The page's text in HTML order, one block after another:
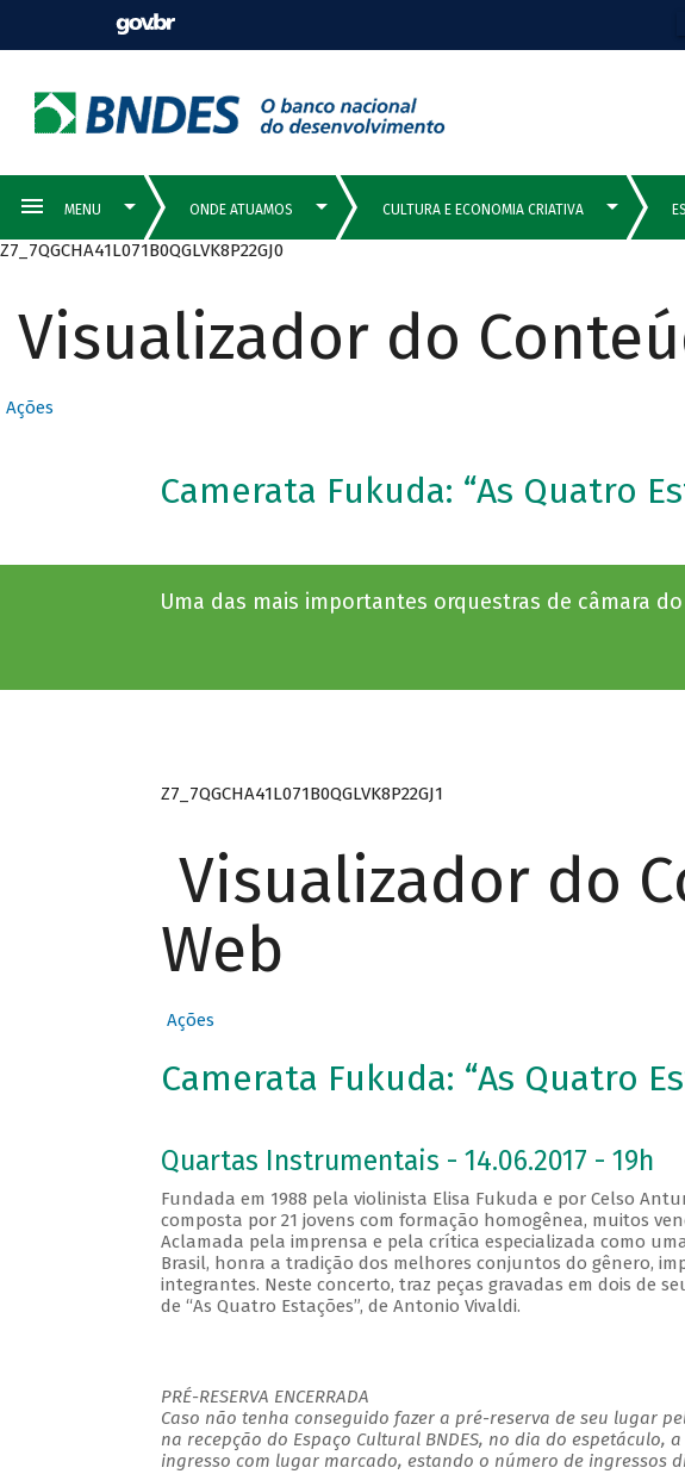
Z7_7QGCHA41L071B0QGLVK8P22GJ0
Visualizador do
Ações
Camerata Fukuda: “As Quatro
Uma das mais importantes orquestras de câmara
Z7_7QGCHA41L071B0QGLVK8P22GJ1
Visualizador do
Web
Ações
Camerata Fukuda: “As Quatro
Quartas Instrumentais - 14.06.2017 - 19h
Fundada em 1988 pela violinista Elisa Fukuda e por Celso
composta por 21 jovens com formação homogênea, muitos
Aclamada pela imprensa e pela crítica especializada como
Brasil, honra a tradição dos melhores conjuntos do gênero,
integrantes. Neste concerto, traz peças gravadas em dois de
de “As Quatro Estações”, de Antonio Vivaldi.
PRÉ-RESERVA ENCERRADA
Caso não tenha conseguido fazer a pré-reserva de seu lugar
na recepção do Espaço Cultural BNDES, no dia do espetáculo,
ingresso com lugar marcado, estando o número de ingressos